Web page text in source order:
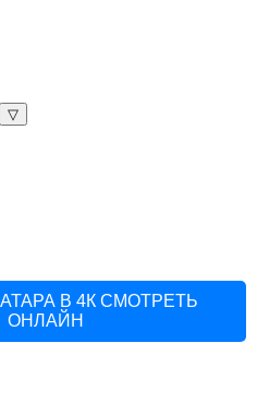
▽
В 4К СМОТРЕТЬ
ОНЛАЙН